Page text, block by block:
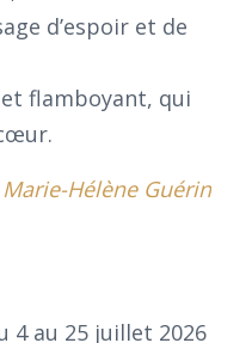
d’espoir et de
flamboyant, qui
Marie-Hélène Guérin
4 au 25 juillet 2026